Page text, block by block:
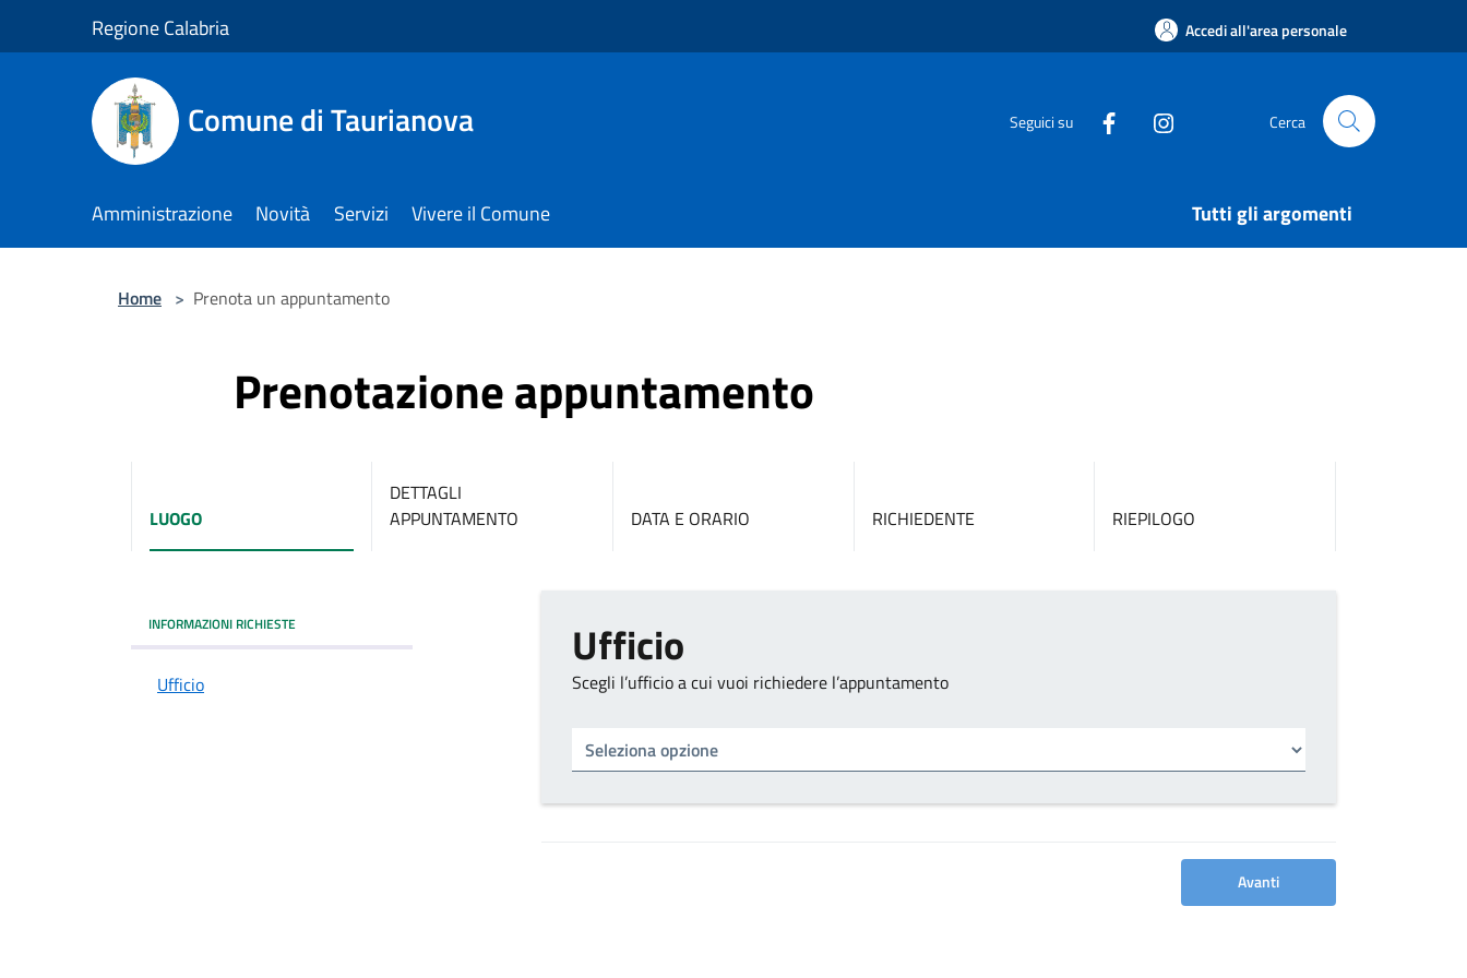
Regione Calabria Accedi all'area personale
Comune di Taurianova Seguici su Cerca
Amministrazione Novità Servizi Vivere il Comune Tutti gli argomenti
Home > Prenota un appuntamento
Prenotazione appuntamento
LUOGO
DETTAGLI
APPUNTAMENTO
DATA E ORARIO RICHIEDENTE RIEPILOGO
INFORMAZIONI RICHIESTE
Ufficio
Ufficio
Scegli l’ufficio a cui vuoi richiedere l’appuntamento
Avanti